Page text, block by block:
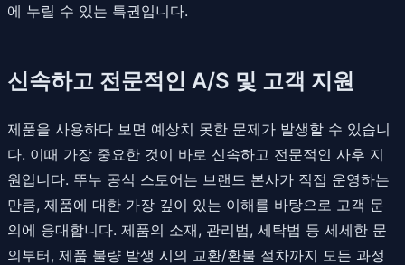
에 누릴 수 있는 특권입니다.
신속하고 전문적인 A/S 및 고객 지원
제품을 사용하다 보면 예상치 못한 문제가 발생할 수 있습니
다. 이때 가장 중요한 것이 바로 신속하고 전문적인 사후 지
원입니다. 뚜누 공식 스토어는 브랜드 본사가 직접 운영하는
만큼, 제품에 대한 가장 깊이 있는 이해를 바탕으로 고객 문
의에 응대합니다. 제품의 소재, 관리법, 세탁법 등 세세한 문
의부터, 제품 불량 발생 시의 교환/환불 절차까지 모든 과정